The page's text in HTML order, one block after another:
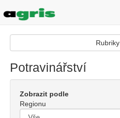
Rubriky
Potravinářství
Zobrazit podle
Regionu